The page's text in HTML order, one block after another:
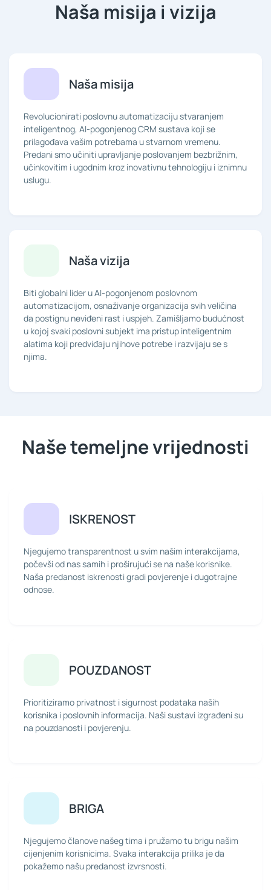
Naša misija i vizija
Naša misija
Revolucionirati poslovnu automatizaciju stvaranjem
inteligentnog, AI-pogonjenog CRM sustava koji se
prilagođava vašim potrebama u stvarnom vremenu.
Predani smo učiniti upravljanje poslovanjem bezbrižnim,
učinkovitim i ugodnim kroz inovativnu tehnologiju i iznimnu
uslugu.
Naša vizija
Biti globalni lider u AI-pogonjenom poslovnom
automatizacijom, osnaživanje organizacija svih veličina
da postignu neviđeni rast i uspjeh. Zamišljamo budućnost
u kojoj svaki poslovni subjekt ima pristup inteligentnim
alatima koji predviđaju njihove potrebe i razvijaju se s
njima.
Naše temeljne vrijednosti
ISKRENOST
Njegujemo transparentnost u svim našim interakcijama,
počevši od nas samih i proširujući se na naše korisnike.
Naša predanost iskrenosti gradi povjerenje i dugotrajne
odnose.
POUZDANOST
Prioritiziramo privatnost i sigurnost podataka naših
korisnika i poslovnih informacija. Naši sustavi izgrađeni su
na pouzdanosti i povjerenju.
BRIGA
Njegujemo članove našeg tima i pružamo tu brigu našim
cijenjenim korisnicima. Svaka interakcija prilika je da
pokažemo našu predanost izvrsnosti.